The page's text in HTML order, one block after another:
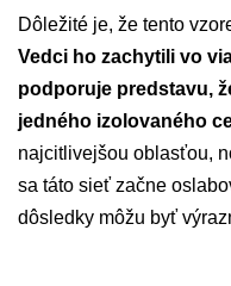
Dôležité je, že tento
Vedci ho zachytili vo
podporuje predstavu,
jedného izolovaného
najcitlivejšou oblasťou,
sa táto sieť začne
dôsledky môžu byť